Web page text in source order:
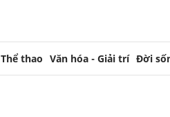
Thể thao Văn hóa - Giải trí Đời